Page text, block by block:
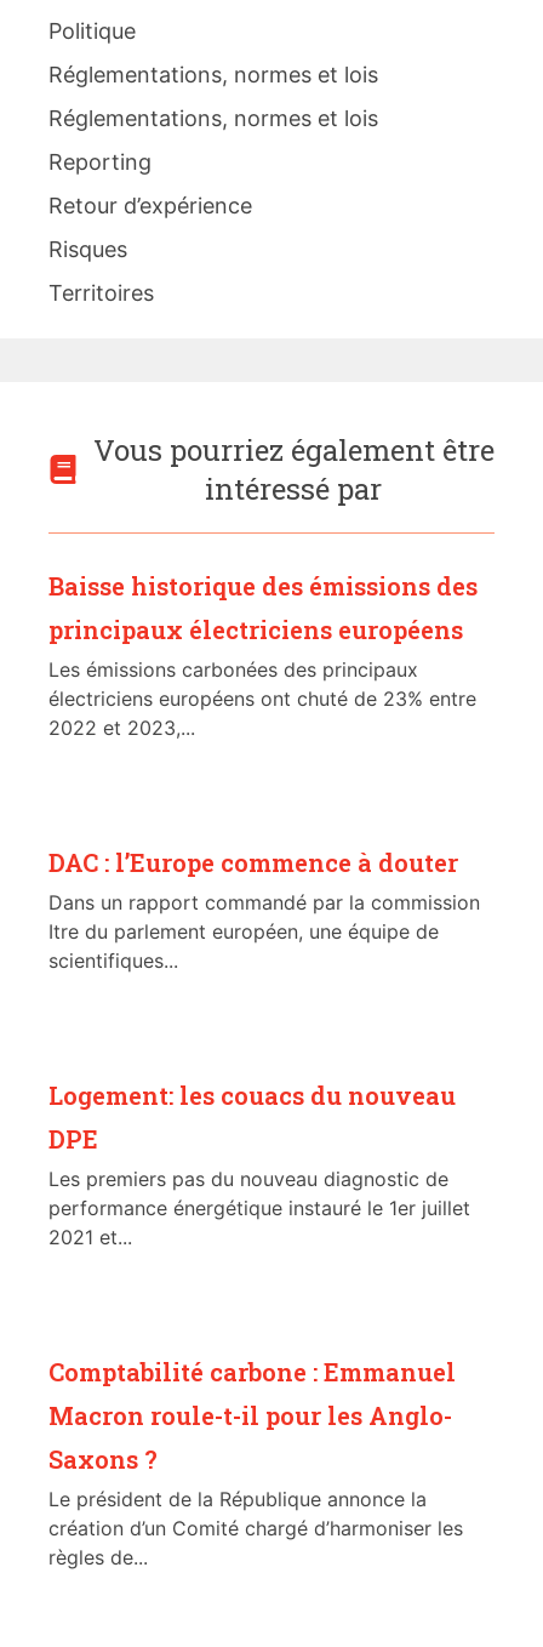
Politique
Réglementations, normes et lois
Réglementations, normes et lois
Reporting
Retour d’expérience
Risques
Territoires
Vous pourriez également être
intéressé par
Baisse historique des émissions des
principaux électriciens européens
Les émissions carbonées des principaux
électriciens européens ont chuté de 23% entre
2022 et 2023,...
DAC : l’Europe commence à douter
Dans un rapport commandé par la commission
Itre du parlement européen, une équipe de
scientifiques...
Logement: les couacs du nouveau
DPE
Les premiers pas du nouveau diagnostic de
performance énergétique instauré le 1er juillet
2021 et...
Comptabilité carbone : Emmanuel
Macron roule-t-il pour les Anglo-
Saxons ?
Le président de la République annonce la
création d’un Comité chargé d’harmoniser les
règles de...